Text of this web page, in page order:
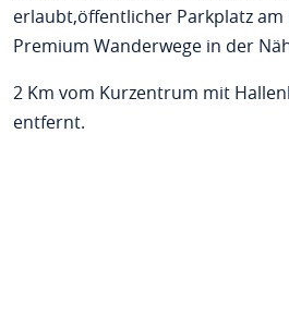
erlaubt,öffentlicher Parkplatz am
Premium Wanderwege in der
2 Km vom Kurzentrum mit
entfernt.